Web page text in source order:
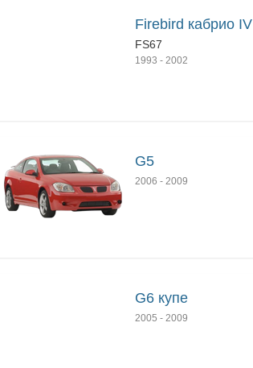
Firebird кабрио IV
FS67
1993 - 2002
G5
2006 - 2009
G6 купе
2005 - 2009